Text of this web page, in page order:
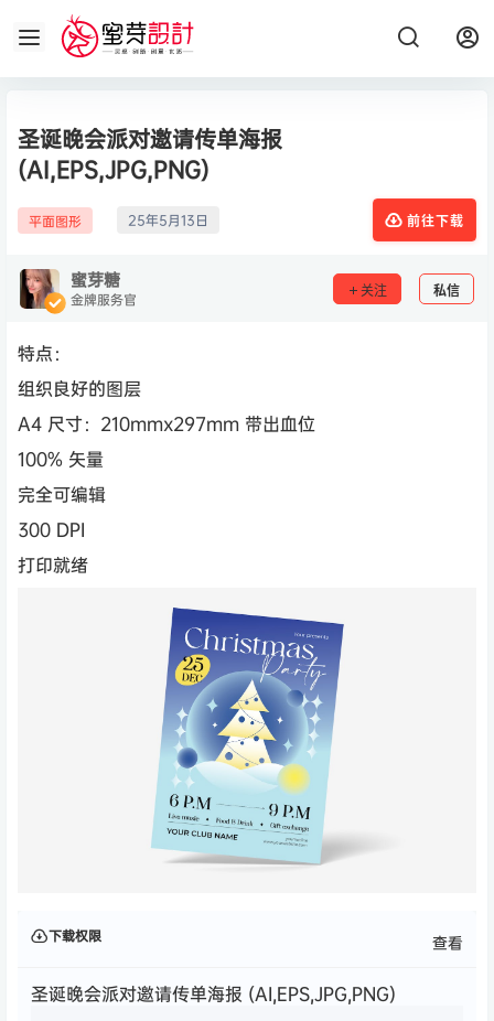
圣诞晚会派对邀请传单海报
(AI,EPS,JPG,PNG)
平面图形 25年5月13日 前往下载
蜜芽糖
金牌服务官 关注 私信
特点：
组织良好的图层
A4 尺寸：210mmx297mm 带出血位
100% 矢量
完全可编辑
300 DPI
打印就绪
下载权限 查看
圣诞晚会派对邀请传单海报 (AI,EPS,JPG,PNG)